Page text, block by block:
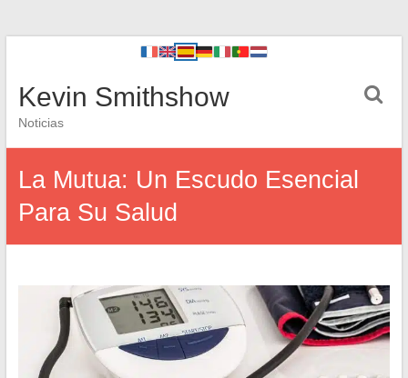
Kevin Smithshow
Noticias
La Mutua: Un Escudo Esencial
Para Su Salud